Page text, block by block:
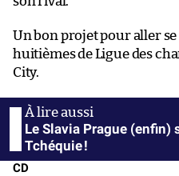
Un bon projet pour aller
huitièmes de Ligue des
City.
Le Slavia Prague (enfin)
Tchéquie !
CD